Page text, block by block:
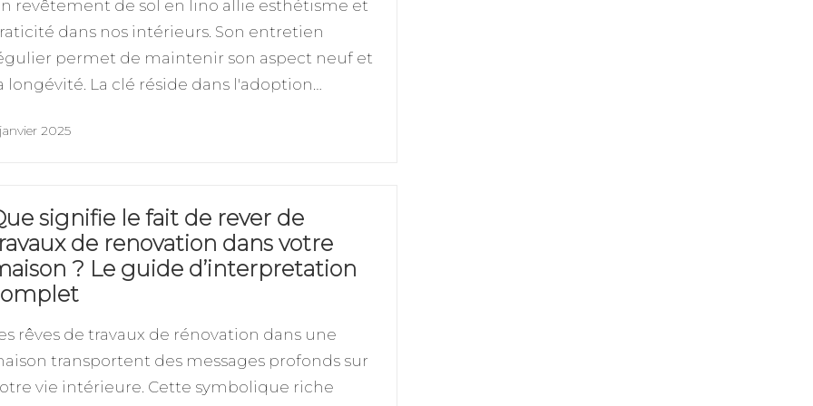
revêtement de sol en lino allie esthétisme et
dans nos intérieurs. Son entretien
permet de maintenir son aspect neuf et
longévité. La clé réside dans l'adoption…
2025
signifie le fait de rever de
de renovation dans votre
? Le guide d’interpretation
rêves de travaux de rénovation dans une
transportent des messages profonds sur
vie intérieure. Cette symbolique riche